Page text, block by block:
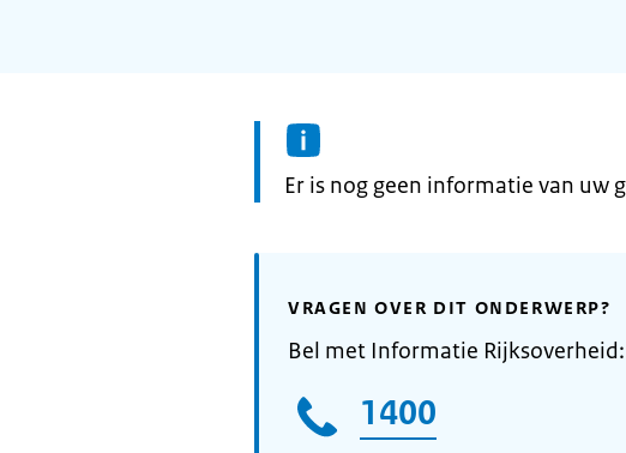
Informatie:
Er is nog geen informatie van uw
VRAGEN OVER DIT ONDERWERP?
Bel met Informatie Rijksoverheid:
1400